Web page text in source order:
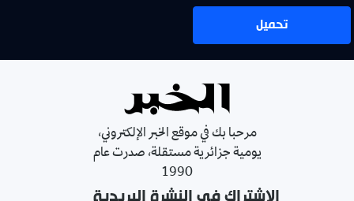
تحميل
مرحبا بك في موقع الخبر الإلكتروني،
يومية جزائرية مستقلة، صدرت عام
1990